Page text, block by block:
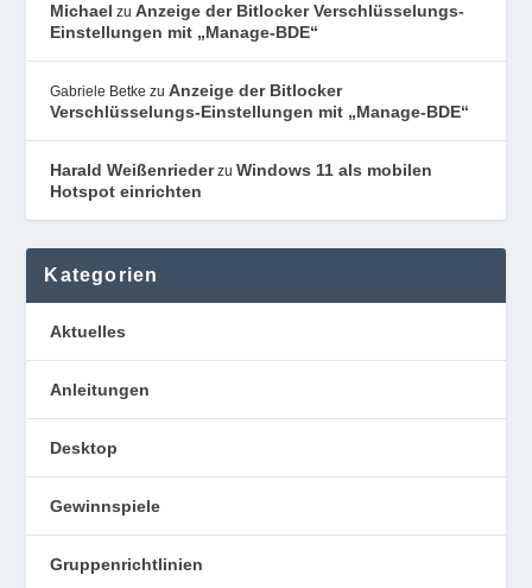
Michael zuAnzeige der Bitlocker Verschlüsselungs-
Einstellungen mit „Manage-BDE“
Gabriele Betke zuAnzeige der Bitlocker
Verschlüsselungs-Einstellungen mit „Manage-BDE“
Harald WeißenriederzuWindows 11 als mobilen
Hotspot einrichten
Kategorien
Aktuelles
Anleitungen
Desktop
Gewinnspiele
Gruppenrichtlinien